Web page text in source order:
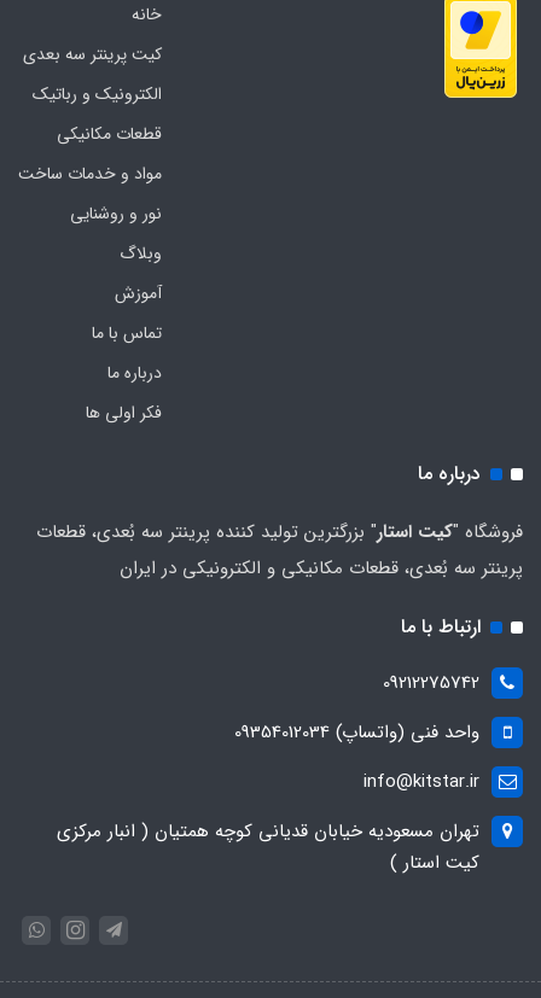
خانه
کیت پرینتر سه بعدی
الکترونیک و رباتیک
قطعات مکانیکی
مواد و خدمات ساخت
نور و روشنایی
وبلاگ
آموزش
تماس با ما
درباره ما
فکر اولی ها
درباره ما
فروشگاه "کیت استار" بزرگترین تولید کننده پرینتر سه بُعدی، قطعات
پرینتر سه بُعدی، قطعات مکانیکی و الکترونیکی در ایران
ارتباط با ما
09212275742
واحد فنی (واتساپ) 09354012034
info@kitstar.ir
تهران مسعودیه خیابان قدیانی کوچه همتیان ( انبار مرکزی
کیت استار )